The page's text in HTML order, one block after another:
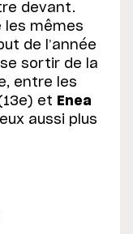
devant.
les mêmes
de l’année
sortir de la
entre les
et Enea
aussi plus